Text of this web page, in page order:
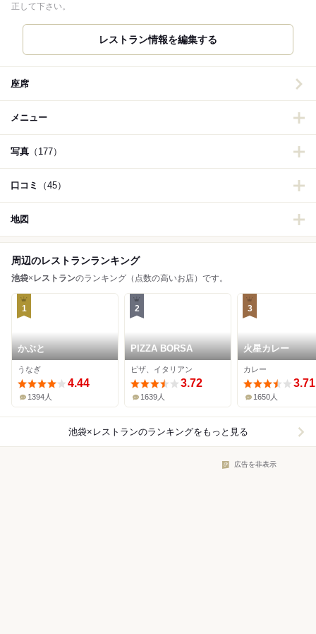
正して下さい。
レストラン情報を編集する
座席
メニュー
写真 （177）
口コミ （45）
地図
周辺のレストランランキング
池袋× レストランのランキング（点数の高いお店）です。
1
かぶと
うなぎ
4.44
1394人
2
PIZZA BORSA
ピザ、イタリアン
3.72
1639人
3
火星カレー
カレー
3.71
1650人
池袋×レストランのランキングをもっと見る
広告を非表示